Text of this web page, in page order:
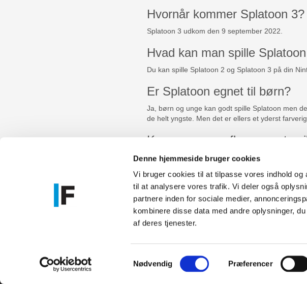
Denne hjemmeside bruger cookies
Vi bruger cookies til at tilpasse vores indhold
til at analysere vores trafik. Vi deler også
partnere inden for sociale medier,
kombinere disse data med andre oplysninger,
af deres tjenester.
Samtykkevalg
Nødvendig Præferencer
Hvornår kommer Splatoon 3?
Splatoon 3 udkom den 9 september 2022.
Hvad kan man spille
Du kan spille Splatoon 2 og Splatoon 3 på din
Er Splatoon egnet til børn?
Ja, børn og unge kan godt spille Splatoon men
de helt yngste. Men det er ellers et yderst
Kan man være flere om at
Du kan spille fra 1 til 8 spillere når du spiller
Føniks Computer Aarhus
CVR.: 26208637
Anelystparken 33B, 8381 Tilst